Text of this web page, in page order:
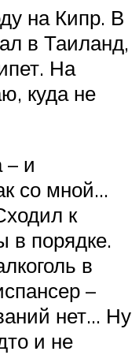
на Кипр. В
в Таиланд,
На
куда не
– и
со мной…
к
в порядке.
в
–
нет… Ну
и не